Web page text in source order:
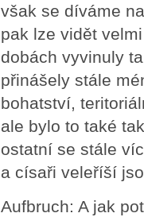
však se díváme
pak lze vidět
dobách vyvinuly
přinášely stále
bohatství,
ale bylo to také
ostatní se stále
a císaři veleříší
Aufbruch: A jak